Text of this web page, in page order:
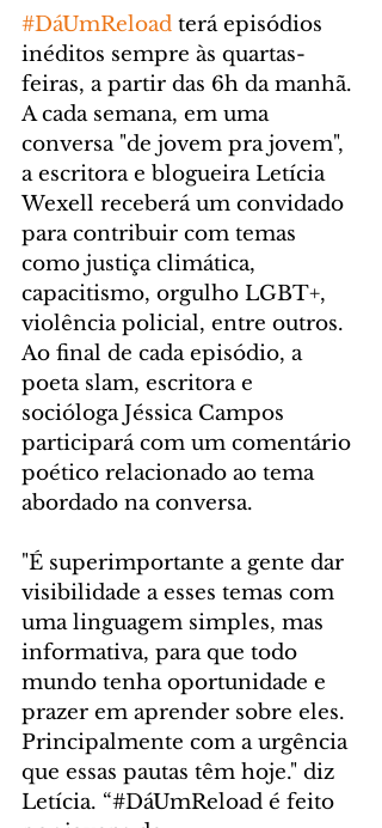
#DáUmReload terá episódios
inéditos sempre às quartas-
feiras, a partir das 6h da manhã.
A cada semana, em uma
conversa "de jovem pra jovem",
a escritora e blogueira Letícia
Wexell receberá um convidado
para contribuir com temas
como justiça climática,
capacitismo, orgulho LGBT+,
violência policial, entre outros.
Ao final de cada episódio, a
poeta slam, escritora e
socióloga Jéssica Campos
participará com um comentário
poético relacionado ao tema
abordado na conversa.
"É superimportante a gente dar
visibilidade a esses temas com
uma linguagem simples, mas
informativa, para que todo
mundo tenha oportunidade e
prazer em aprender sobre eles.
Principalmente com a urgência
que essas pautas têm hoje." diz
Letícia. “#DáUmReload é feito